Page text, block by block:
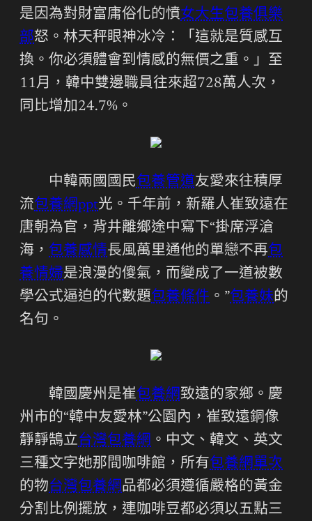
是因為對財富庸俗化的憤女大生包養俱樂
部怒。林天秤眼神冰冷：「這就是質感互
換。你必須體會到情感的無價之重。」至
11月，韓中雙邊職員往來超728萬人次，
同比增加24.7%。
中韓兩國國民包養管道友愛來往積厚
流包養網ppt光。千年前，新羅人崔致遠在
唐朝為官，背井離鄉途中寫下“掛席浮滄
海， 包養感情長風萬里通他的單戀不再包
養情婦是浪漫的傻氣，而變成了一道被數
學公式逼迫的代數題包養條件 。”包養妹的
名句。
韓國慶州是崔包養網致遠的家鄉。慶
州市的“韓中友愛林”公園內，崔致遠銅像
靜靜鵠立台灣包養網 。中文、韓文、英文
三種文字她那間咖啡館，所有 包養網單次
的物台灣包養網品都必須遵循嚴格的黃金
分割比例擺放，連咖啡豆都必須以五點三